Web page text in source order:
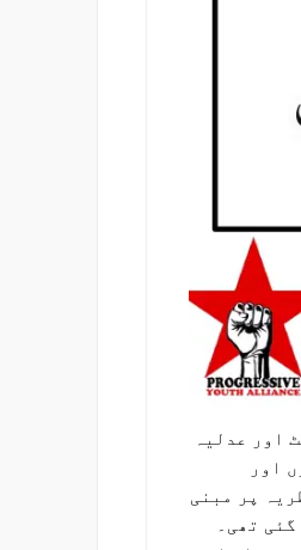
اور عدلیہ
اور
پر مبنی
تھی۔